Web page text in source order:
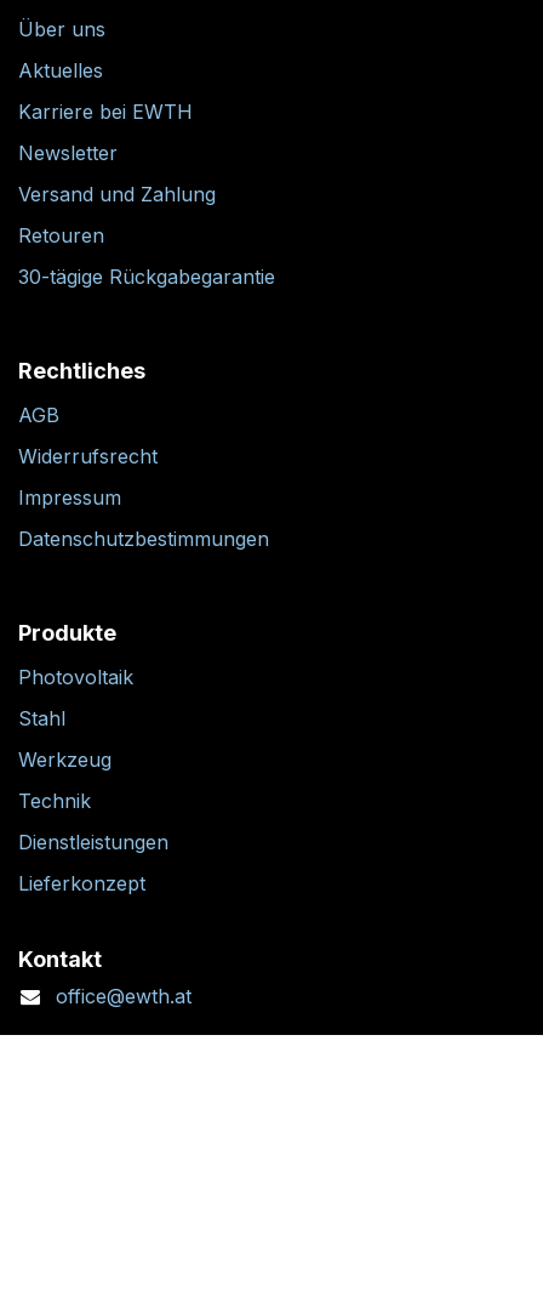
Über uns
Aktuelles
Karriere bei EWTH
Newsletter
Versand und Zahlung
Retouren
30-tägige Rückgabegarantie
Rechtliches
AGB
Widerrufsrecht
Impressum
Datenschutzbestimmungen
Produkte
Photovoltaik
Stahl
Werkzeug
Technik
Dienstleistungen
Lieferkonzept
Kontakt
office@ewth.at